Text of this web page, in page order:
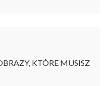
KTÓRE MUSISZ